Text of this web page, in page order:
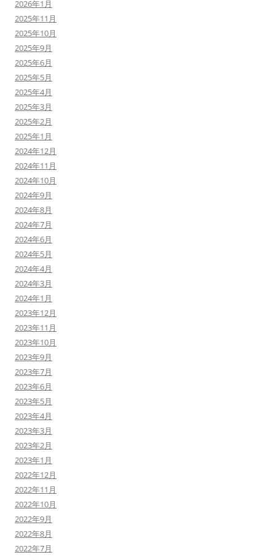
2026年1月
2025年11月
2025年10月
2025年9月
2025年6月
2025年5月
2025年4月
2025年3月
2025年2月
2025年1月
2024年12月
2024年11月
2024年10月
2024年9月
2024年8月
2024年7月
2024年6月
2024年5月
2024年4月
2024年3月
2024年1月
2023年12月
2023年11月
2023年10月
2023年9月
2023年7月
2023年6月
2023年5月
2023年4月
2023年3月
2023年2月
2023年1月
2022年12月
2022年11月
2022年10月
2022年9月
2022年8月
2022年7月